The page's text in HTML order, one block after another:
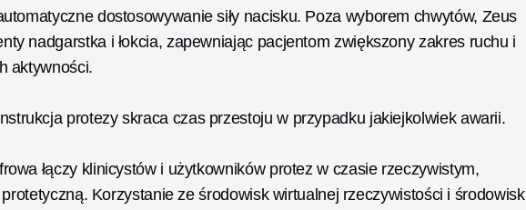
dostosowywanie siły nacisku. Poza wyborem chwytów, Zeus
nadgarstka i łokcia, zapewniając pacjentom zwiększony zakres ruchu i
aktywności.
protezy skraca czas przestoju w przypadku jakiejkolwiek awarii.
łączy klinicystów i użytkowników protez w czasie rzeczywistym,
Korzystanie ze środowisk wirtualnej rzeczywistości i środowisk